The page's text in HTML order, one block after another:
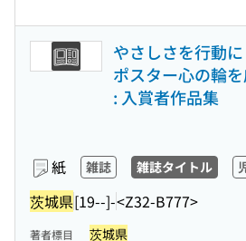
やさしさを行動
ポスター心の輪
: 入賞者作品集
紙 雑誌 雑誌タイトル
茨城県[19--]-<Z32-B777>
著者標目 茨城県